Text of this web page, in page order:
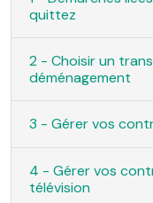
quittez
2 - Choisir un
déménagement
3 - Gérer vos
4 - Gérer vos
télévision